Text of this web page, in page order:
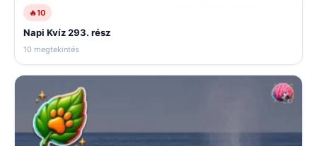
🔥10
Napi Kvíz 293. rész
10 megtekintés